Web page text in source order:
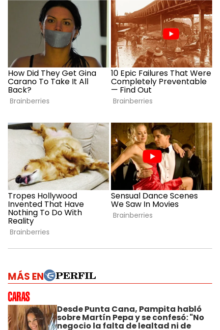
MÁS EN
Desde Punta Cana, Pampita habló
sobre Martín Pepa y se confesó: "No
negocio la falta de lealtad ni de